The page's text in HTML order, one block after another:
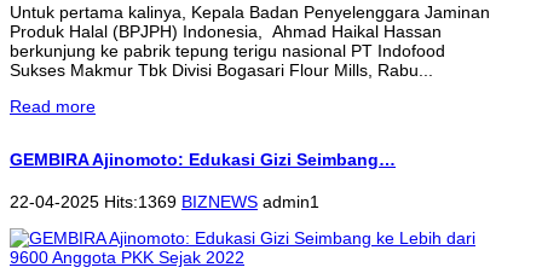
Untuk pertama kalinya, Kepala Badan Penyelenggara Jaminan
Produk Halal (BPJPH) Indonesia, Ahmad Haikal Hassan
berkunjung ke pabrik tepung terigu nasional PT Indofood
Sukses Makmur Tbk Divisi Bogasari Flour Mills, Rabu...
Read more
GEMBIRA Ajinomoto: Edukasi Gizi Seimbang…
22-04-2025 Hits:1369 BIZNEWS admin1